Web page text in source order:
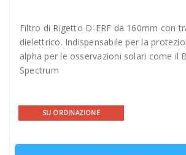
Filtro di Rigetto D-ERF da 160mm con
dielettrico. Indispensabile per la
alpha per le osservazioni solari come il
Spectrum
SU ORDINAZIONE